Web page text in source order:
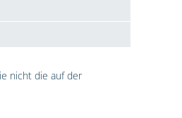
nicht die auf der